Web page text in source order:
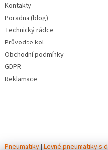
Kontakty
Poradna (blog)
Technický rádce
Průvodce kol
Obchodní podmínky
GDPR
Reklamace
Pneumatiky|Levné pneumatiky s